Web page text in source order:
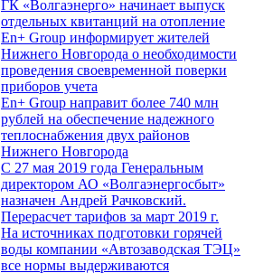
ГК «Волгаэнерго» начинает выпуск
отдельных квитанций на отопление
En+ Group информирует жителей
Нижнего Новгорода о необходимости
проведения своевременной поверки
приборов учета
En+ Group направит более 740 млн
рублей на обеспечение надежного
теплоснабжения двух районов
Нижнего Новгорода
С 27 мая 2019 года Генеральным
директором АО «Волгаэнергосбыт»
назначен Андрей Рачковский.
Перерасчет тарифов за март 2019 г.
На источниках подготовки горячей
воды компании «Автозаводская ТЭЦ»
все нормы выдерживаются